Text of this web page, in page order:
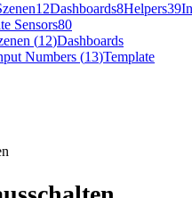
12Dashboards8Helpers39
Sensors80
(12)Dashboards
Numbers (13)Template